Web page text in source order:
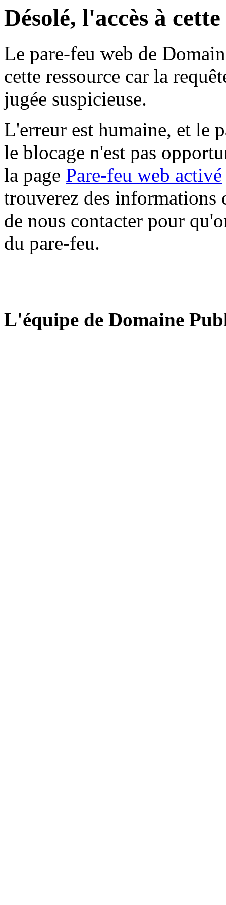
Désolé, l'accès à
Le pare-feu web de
cette ressource car la
jugée suspicieuse.
L'erreur est humaine, et le
le blocage n'est pas
la page Pare-feu web activé
trouverez des informations
de nous contacter pour
du pare-feu.
L'équipe de Domaine